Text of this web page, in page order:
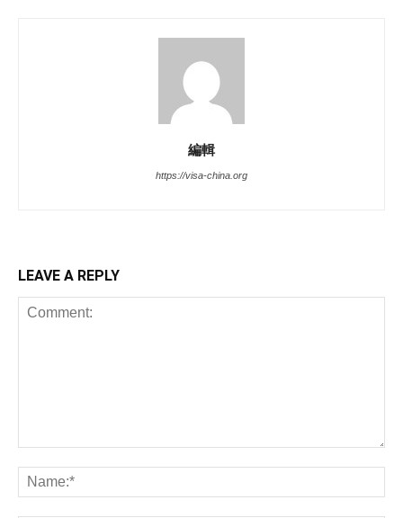
編輯
https://visa-china.org
LEAVE A REPLY